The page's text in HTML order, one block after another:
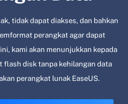
tidak dapat diakses, dan bahkan
perangkat agar dapat
kami akan menunjukkan kepada
flash disk tanpa kehilangan data
perangkat lunak EaseUS.